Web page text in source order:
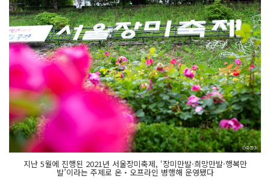
지난 5월에 진행된 2021년 서울장미축제, ‘장미만발·희망만발·행복만
발’이라는 주제로 온‧오프라인 병행해 운영됐다